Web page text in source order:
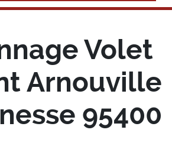
Volet
Arnouville
95400